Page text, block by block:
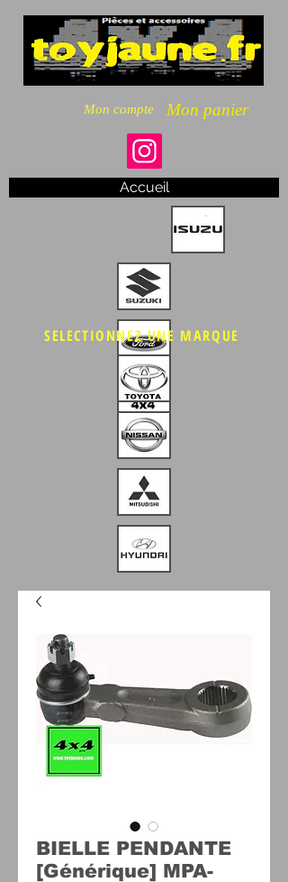
Mon compte Mon panier
Accueil
SELECTIONNEZ UNE MARQUE
BIELLE PENDANTE
[Générique] MPA-